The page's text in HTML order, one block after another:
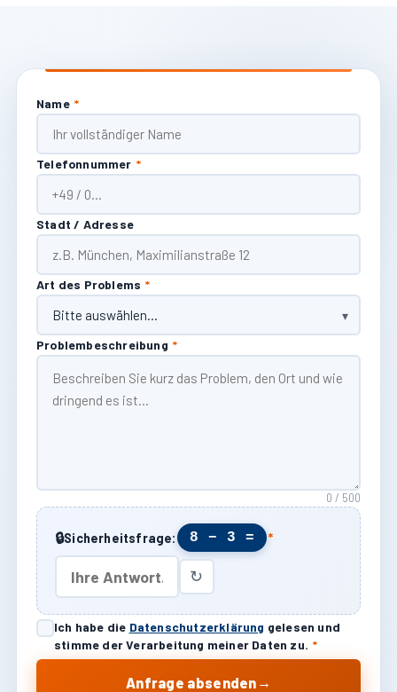
Name *
Telefonnummer *
Stadt / Adresse
Art des Problems *
Problembeschreibung *
0 / 500
🔒Sicherheitsfrage: 8 − 3 = *
↻
Ich habe die Datenschutzerklärung gelesen und
stimme der Verarbeitung meiner Daten zu. *
Anfrage absenden →